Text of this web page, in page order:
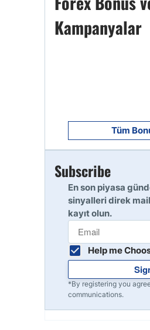
10
Kampanyalar
Tüm
Subscribe
En son piyasa
sinyalleri direk
kayıt olun.
Help me
*By registering you
communications.